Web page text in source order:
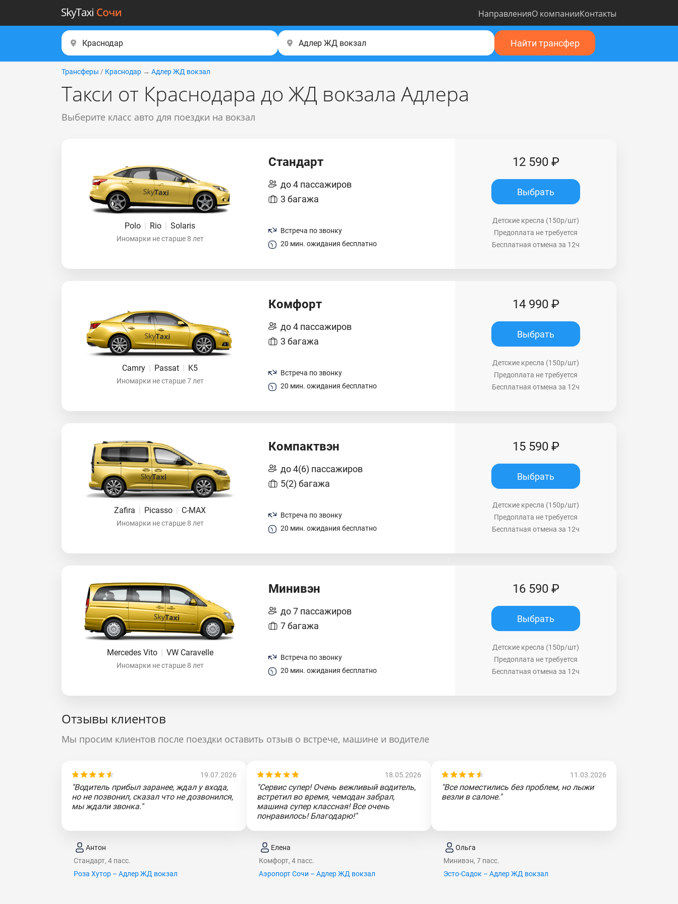
НаправленияО компанииКонтакты
Найти трансфер
Трансферы / Краснодар → Адлер ЖД вокзал
Такси от Краснодара до ЖД вокзала Адлера
Выберите класс авто для поездки на вокзал
Polo | Rio | Solaris
Иномарки не старше 8 лет
Стандарт
до 4 пассажиров
3 багажа
Встреча по звонку
20 мин. ожидания бесплатно
12 590 ₽
Выбрать
Детские кресла (150р/шт)
Предоплата не требуется
Бесплатная отмена за 12ч
Camry | Passat | K5
Иномарки не старше 7 лет
Комфорт
до 4 пассажиров
3 багажа
Встреча по звонку
20 мин. ожидания бесплатно
14 990 ₽
Выбрать
Детские кресла (150р/шт)
Предоплата не требуется
Бесплатная отмена за 12ч
Zafira | Picasso | C-MAX
Иномарки не старше 8 лет
Компактвэн
до 4(6) пассажиров
5(2) багажа
Встреча по звонку
20 мин. ожидания бесплатно
15 590 ₽
Выбрать
Детские кресла (150р/шт)
Предоплата не требуется
Бесплатная отмена за 12ч
Mercedes Vito | VW Caravelle
Иномарки не старше 8 лет
Минивэн
до 7 пассажиров
7 багажа
Встреча по звонку
20 мин. ожидания бесплатно
16 590 ₽
Выбрать
Детские кресла (150р/шт)
Предоплата не требуется
Бесплатная отмена за 12ч
Отзывы клиентов
Мы просим клиентов после поездки оставить отзыв о встрече, машине и водителе
19.07.2026
"Водитель прибыл заранее, ждал у входа,
но не позвонил, сказал что не дозвонился,
мы ждали звонка."
Антон
Стандарт, 4 пасс.
Роза Хутор – Адлер ЖД вокзал
18.05.2026
"Сервис супер! Очень вежливый водитель,
встретил во время, чемодан забрал,
машина супер классная! Все очень
понравилось! Благодарю!"
Елена
Комфорт, 4 пасс.
Аэропорт Сочи – Адлер ЖД вокзал
11.03.2026
"Все поместились без проблем, но лыжи
везли в салоне."
Ольга
Минивэн, 7 пасс.
Эсто-Садок – Адлер ЖД вокзал